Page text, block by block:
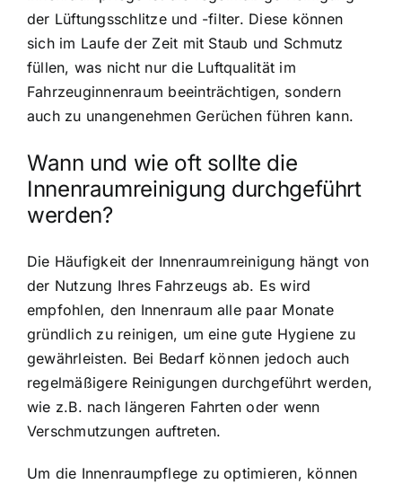
der Lüftungsschlitze und -filter. Diese können
sich im Laufe der Zeit mit Staub und Schmutz
füllen, was nicht nur die Luftqualität im
Fahrzeuginnenraum beeinträchtigen, sondern
auch zu unangenehmen Gerüchen führen kann.
Wann und wie oft sollte die
Innenraumreinigung durchgeführt
werden?
Die Häufigkeit der Innenraumreinigung hängt von
der Nutzung Ihres Fahrzeugs ab. Es wird
empfohlen, den Innenraum alle paar Monate
gründlich zu reinigen, um eine gute Hygiene zu
gewährleisten. Bei Bedarf können jedoch auch
regelmäßigere Reinigungen durchgeführt werden,
wie z.B. nach längeren Fahrten oder wenn
Verschmutzungen auftreten.
Um die Innenraumpflege zu optimieren, können